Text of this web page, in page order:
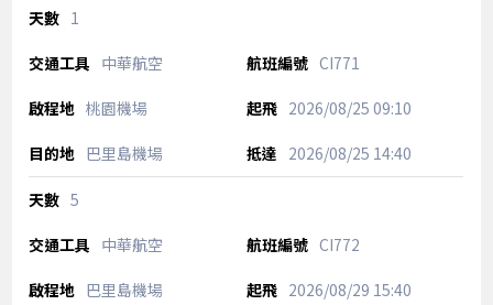
1
中華航空 CI771
桃園機場 2026/08/25 09:10
巴里島機場 2026/08/25 14:40
5
中華航空 CI772
巴里島機場 2026/08/29 15:40